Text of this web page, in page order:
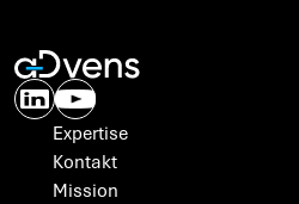
Expertise
Kontakt
Mission